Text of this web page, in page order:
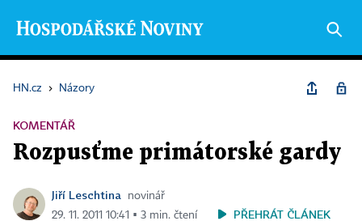
HN.cz › Názory
KOMENTÁŘ
Rozpusťme primátorské gardy
Jiří Leschtina
novinář
29. 11. 2011 10:41 ▪ 3 min. čtení
PŘEHRÁT ČLÁNEK